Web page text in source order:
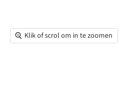
Klik of scrol om in te zoomen